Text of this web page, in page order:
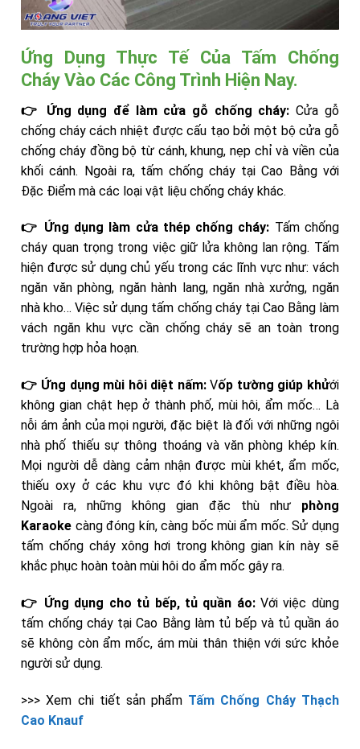
Ứng Dụng Thực Tế Của Tấm Chống
Cháy Vào Các Công Trình Hiện Nay.
👉 Ứng dụng để làm cửa gỗ chống cháy: Cửa gỗ
chống cháy cách nhiệt được cấu tạo bởi một bộ cửa gỗ
chống cháy đồng bộ từ cánh, khung, nẹp chỉ và viền của
khối cánh. Ngoài ra, tấm chống cháy tại Cao Bằng với
Đặc Điểm mà các loại vật liệu chống cháy khác.
👉 Ứng dụng làm cửa thép chống cháy: Tấm chống
cháy quan trọng trong việc giữ lửa không lan rộng. Tấm
hiện được sử dụng chủ yếu trong các lĩnh vực như: vách
ngăn văn phòng, ngăn hành lang, ngăn nhà xưởng, ngăn
nhà kho… Việc sử dụng tấm chống cháy tại Cao Bằng làm
vách ngăn khu vực cần chống cháy sẽ an toàn trong
trường hợp hỏa hoạn.
👉 Ứng dụng mùi hôi diệt nấm:Vốp tường giúp khửới
không gian chật hẹp ở thành phố, mùi hôi, ẩm mốc… Là
nỗi ám ảnh của mọi người, đặc biệt là đối với những ngôi
nhà phố thiếu sự thông thoáng và văn phòng khép kín.
Mọi người dễ dàng cảm nhận được mùi khét, ẩm mốc,
thiếu oxy ở các khu vực đó khi không bật điều hòa.
Ngoài ra, những không gian đặc thù như phòng
Karaoke càng đóng kín, càng bốc mùi ẩm mốc. Sử dụng
tấm chống cháy xông hơi trong không gian kín này sẽ
khắc phục hoàn toàn mùi hôi do ẩm mốc gây ra.
👉 Ứng dụng cho tủ bếp, tủ quần áo:Với việc dùng
tấm chống cháy tại Cao Bằng làm tủ bếp và tủ quần áo
sẽ không còn ẩm mốc, ám mùi thân thiện với sức khỏe
người sử dụng.
>>> Xem chi tiết sản phẩm Tấm Chống Cháy Thạch
Cao Knauf